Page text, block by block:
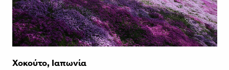
Χοκούτο, Ιαπωνία